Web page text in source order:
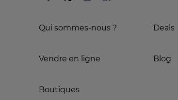
Qui sommes-nous ?
Vendre en ligne
Boutiques
Deals
Blog